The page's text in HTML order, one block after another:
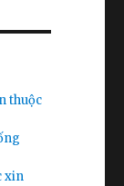
thuộc
xin